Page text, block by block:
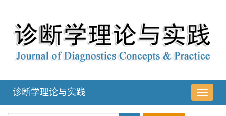
导
航
诊断学理论与实践